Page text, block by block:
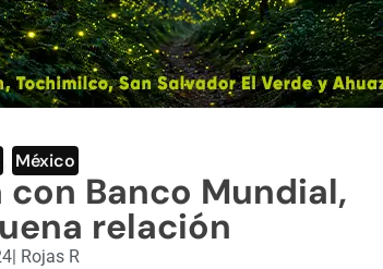
México
Banco Mundial,
relación
| Rojas R